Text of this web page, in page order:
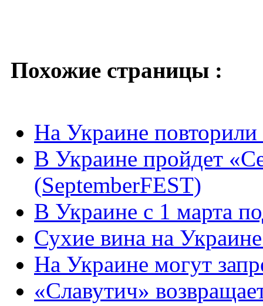
Похожие страницы :
На Украине
В Украине пройдет
(SeptemberFEST)
В Украине с 1 марта
Сухие вина на
На Украине могут
«Славутич»